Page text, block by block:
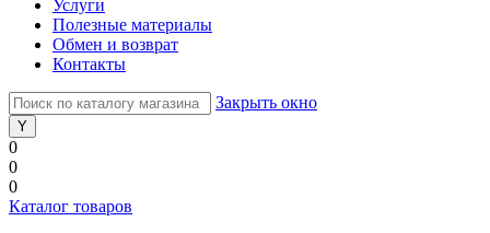
Услуги
Полезные материалы
Обмен и возврат
Контакты
Закрыть окно
0
0
0
Каталог товаров